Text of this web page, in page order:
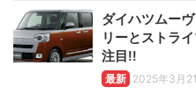
ダイハツムー
リーとストラ
注目!!
最新 2025年3月